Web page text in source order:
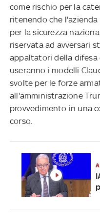
come rischio per la
ritenendo che
per la sicurezza
riservata ad avversari
appaltatori della difesa
useranno i modelli
svolte per le forze
all'amministrazione
provvedimento in una
corso.